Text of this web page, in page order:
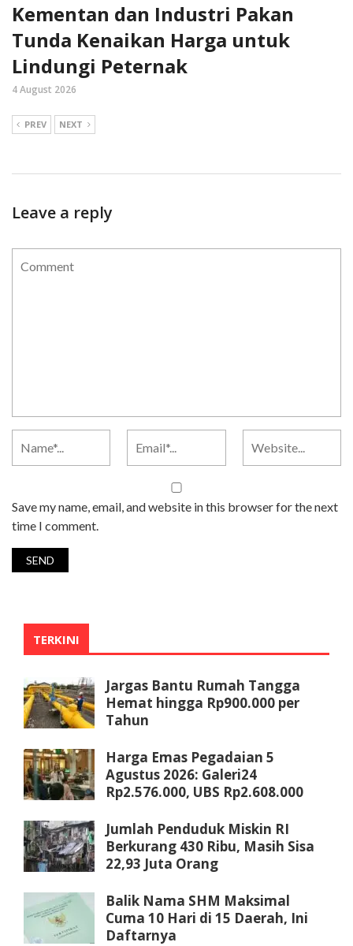
Kementan dan Industri Pakan
Tunda Kenaikan Harga untuk
Lindungi Peternak
4 August 2026
PREV NEXT
Leave a reply
Save my name, email, and website in this browser for the next
time I comment.
TERKINI
Jargas Bantu Rumah Tangga
Hemat hingga Rp900.000 per
Tahun
Harga Emas Pegadaian 5
Agustus 2026: Galeri24
Rp2.576.000, UBS Rp2.608.000
Jumlah Penduduk Miskin RI
Berkurang 430 Ribu, Masih Sisa
22,93 Juta Orang
Balik Nama SHM Maksimal
Cuma 10 Hari di 15 Daerah, Ini
Daftarnya